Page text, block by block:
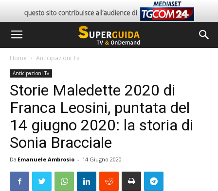
Home Anticipazioni Tv
Anticipazioni Tv
Storie Maledette 2020 di
Franca Leosini, puntata del
14 giugno 2020: la storia di
Sonia Bracciale
Da Emanuele Ambrosio - 14 Giugno 2020